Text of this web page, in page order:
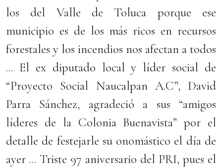
los del Valle de Toluca porque ese
municipio es de los más ricos en recursos
forestales y los incendios nos afectan a todos
... El ex diputado local y líder social de
“Proyecto Social Naucalpan A.C”, David
Parra Sánchez, agradeció a sus “amigos
líderes de la Colonia Buenavista” por el
detalle de festejarle su onomástico el día de
ayer ... Triste 97 aniversario del PRI, pues el